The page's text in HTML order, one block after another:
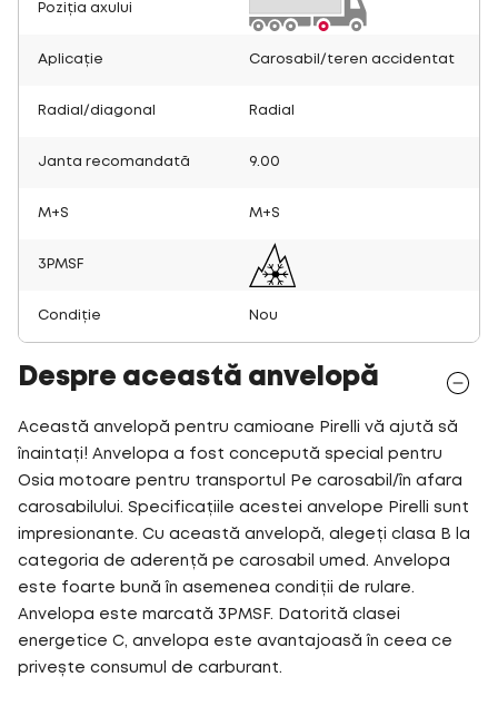
Poziția axului
Aplicație Carosabil/teren accidentat
Radial/diagonal Radial
Janta recomandată 9.00
M+S M+S
3PMSF
Condiție Nou
Despre această anvelopă
Această anvelopă pentru camioane Pirelli vă ajută să
înaintați! Anvelopa a fost concepută special pentru
Osia motoare pentru transportul Pe carosabil/în afara
carosabilului. Specificațiile acestei anvelope Pirelli sunt
impresionante. Cu această anvelopă, alegeți clasa B la
categoria de aderență pe carosabil umed. Anvelopa
este foarte bună în asemenea condiții de rulare.
Anvelopa este marcată 3PMSF. Datorită clasei
energetice C, anvelopa este avantajoasă în ceea ce
privește consumul de carburant.